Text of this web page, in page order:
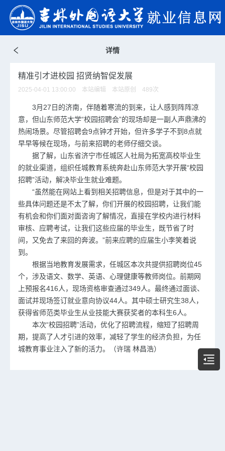
详情
精准引才进校园 招贤纳智促发展
2025-04-01 13:00:00 本站编辑 本站原创 489次
3月27日的济南，伴随着寒流的到来，让人感到阵阵凉
意，但山东师范大学“校园招聘会”的现场却是一副人声鼎沸的
热闹场景。尽管招聘会9点钟才开始，但许多学子不到8点就
早早等候在现场，与前来招聘的老师仔细交谈。
据了解，山东省济宁市任城区人社局为拓宽高校毕业生
的就业渠道，组织任城教育系统奔赴山东师范大学开展“校园
招聘”活动，解决毕业生就业难题。
“虽然能在网站上看到相关招聘信息，但是对于其中的一
些具体问题还是不太了解，你们开展的校园招聘，让我们能
有机会和你们面对面咨询了解情况，直接在学校内进行材料
审核、应聘考试，让我们这些应届的毕业生，既节省了时
间，又免去了来回的奔波。”前来应聘的应届生小李笑着说
到。
根据当地教育发展需求，任城区本次共提供招聘岗位45
个，涉及语文、数学、英语、心理健康等教师岗位。前期网
上预报名416人，现场资格审查通过349人。最终通过面谈、
面试并现场签订就业意向协议44人。其中硕士研究生38人，
获得省师范类毕业生从业技能大赛获奖者的本科生6人。
本次“校园招聘”活动，优化了招聘流程，缩短了招聘周
期，提高了人才引进的效率，减轻了学生的经济负担，为任
城教育事业注入了新的活力。（许瑞 林昌浩）